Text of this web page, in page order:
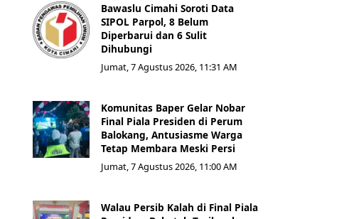
Bawaslu Cimahi Soroti Data
SIPOL Parpol, 8 Belum
Diperbarui dan 6 Sulit
Dihubungi
Jumat, 7 Agustus 2026, 11:31 AM
Komunitas Baper Gelar Nobar
Final Piala Presiden di Perum
Balokang, Antusiasme Warga
Tetap Membara Meski Persi
Jumat, 7 Agustus 2026, 11:00 AM
Walau Persib Kalah di Final Piala